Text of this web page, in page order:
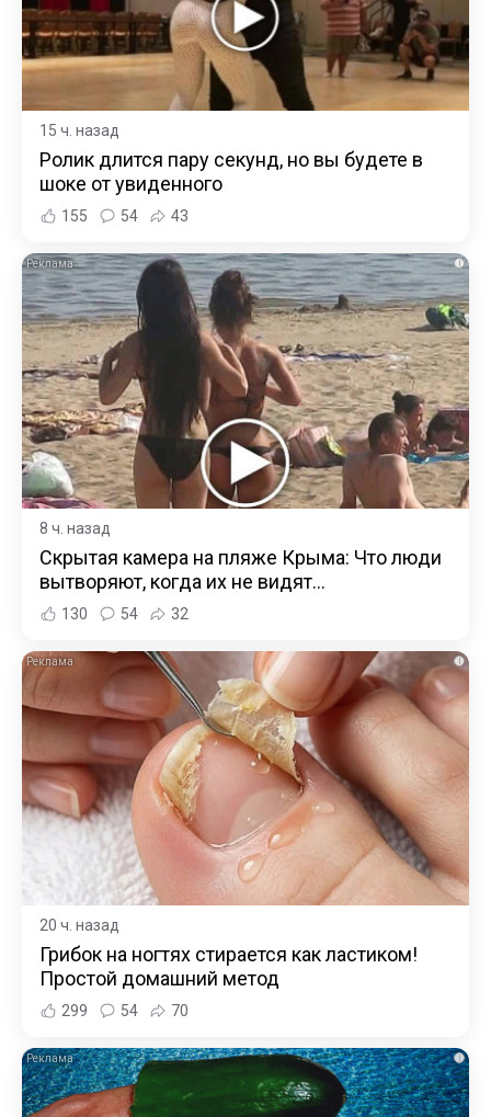
15 ч. назад
Ролик длится пару секунд, но вы будете в
шоке от увиденного
155 54 43
i
8 ч. назад
Скрытая камера на пляже Крыма: Что люди
вытворяют, когда их не видят...
130 54 32
i
20 ч. назад
Грибок на ногтях стирается как ластиком!
Простой домашний метод
299 54 70
i